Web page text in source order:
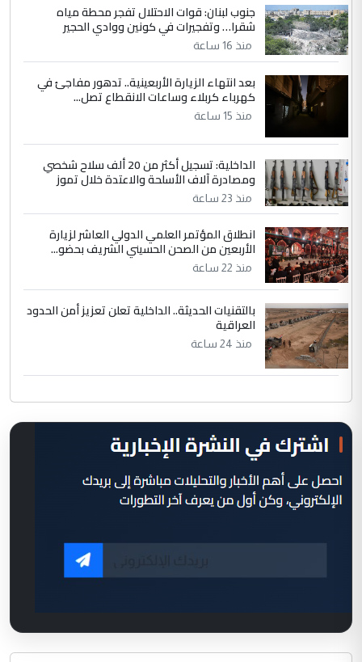
جنوب لبنان: قوات الاحتلال تفجر محطة مياه
شقرا… وتفجيرات في كونين ووادي الحجير
منذ 16 ساعة
بعد انتهاء الزيارة الأربعينية.. تدهور مفاجئ في
كهرباء كربلاء وساعات الانقطاع تصل...
منذ 15 ساعة
الداخلية: تسجيل أكثر من 20 ألف سلاح شخصي
ومصادرة آلاف الأسلحة والاعتدة خلال تموز
منذ 23 ساعة
انطلاق المؤتمر العلمي الدولي العاشر لزيارة
الأربعين من الصحن الحسيني الشريف بحضو...
منذ 22 ساعة
بالتقنيات الحديثة.. الداخلية تعلن تعزيز أمن الحدود
العراقية
منذ 24 ساعة